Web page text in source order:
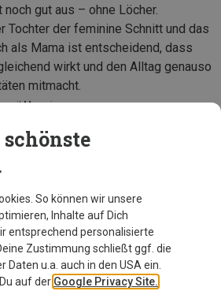
gut aus – ohne Löcher.
Tochter der feminine Schnitt und das
als Mama ist entscheidend, dass
wirkt und den Alltag genauso
mitmacht.
Magazin
Produktseite
So können wir unsere
Inhalte auf Dich
entsprechend personalisierte
Zustimmung schließt ggf. die
Daten u.a. auch in den USA ein.
auf der Google Privacy Site.